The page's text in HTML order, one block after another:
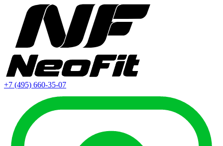
+7 (495) 660-35-07